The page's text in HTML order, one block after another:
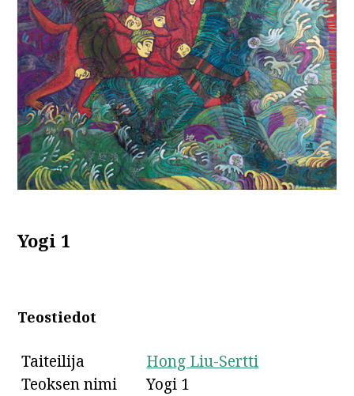
Yogi 1
Teostiedot
Taiteilija
Hong Liu-Sertti
Teoksen nimi
Yogi 1